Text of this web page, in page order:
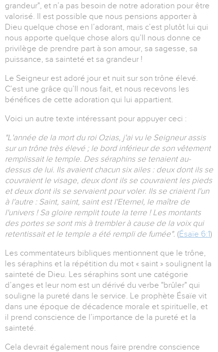
grandeur", et n’a pas besoin de notre adoration pour être
valorisé. Il est possible que nous pensions apporter à
Dieu quelque chose en l’adorant, mais c’est plutôt lui qui
nous apporte quelque chose alors qu’Il nous donne ce
privilège de prendre part à son amour, sa sagesse, sa
puissance, sa sainteté et sa grandeur !
Le Seigneur est adoré jour et nuit sur son trône élevé.
C’est une grâce qu’Il nous fait, et nous recevons les
bénéfices de cette adoration qui lui appartient.
Voici un autre texte intéressant pour appuyer ceci :
"L'année de la mort du roi Ozias, j'ai vu le Seigneur assis
sur un trône très élevé ; le bord inférieur de son vêtement
remplissait le temple. Des séraphins se tenaient au-
dessus de lui. Ils avaient chacun six ailes : deux dont ils se
couvraient le visage, deux dont ils se couvraient les pieds
et deux dont ils se servaient pour voler. Ils se criaient l'un
à l'autre : Saint, saint, saint est l'Eternel, le maître de
l'univers ! Sa gloire remplit toute la terre ! Les montants
des portes se sont mis à trembler à cause de la voix qui
retentissait et le temple a été rempli de fumée". (Ésaïe 6:1)
Les commentateurs bibliques mentionnent que le trône,
les séraphins et la répétition du mot « saint » soulignent la
sainteté de Dieu. Les séraphins sont une catégorie
d’anges et leur nom est un dérivé du verbe "brûler" qui
souligne la pureté dans le service. Le prophète Ésaïe vit
dans une époque de décadence morale et spirituelle, et
il prend conscience de l’importance de la pureté et la
sainteté.
Cela devrait également nous faire prendre conscience